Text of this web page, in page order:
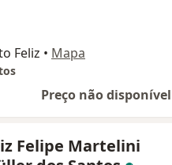
Feliz • Mapa
Preço não disponível
Felipe Martelini